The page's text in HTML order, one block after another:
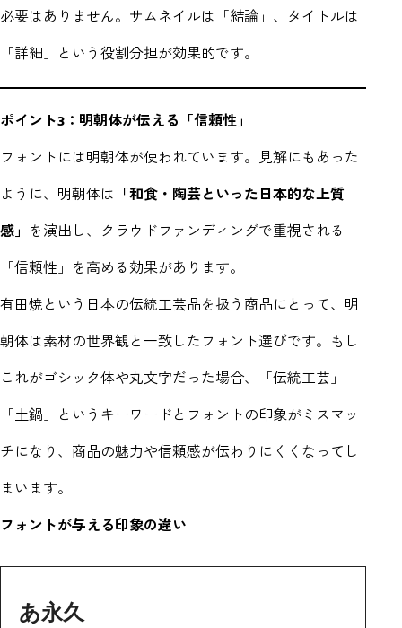
必要はありません。サムネイルは「結論」、タイトルは
「詳細」という役割分担が効果的です。
ポイント3：明朝体が伝える「信頼性」
フォントには明朝体が使われています。見解にもあった
ように、明朝体は 「和食・陶芸といった日本的な上質
感」 を演出し、クラウドファンディングで重視される
「信頼性」を高める効果があります。
有田焼という日本の伝統工芸品を扱う商品にとって、明
朝体は素材の世界観と一致したフォント選びです。もし
これがゴシック体や丸文字だった場合、「伝統工芸」
「土鍋」というキーワードとフォントの印象がミスマッ
チになり、商品の魅力や信頼感が伝わりにくくなってし
まいます。
フォントが与える印象の違い
あ永久